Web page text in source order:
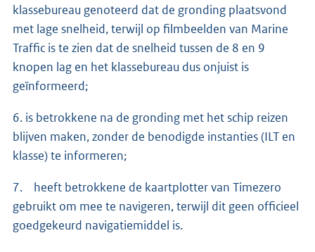
klassebureau genoteerd dat de gronding plaatsvond
met lage snelheid, terwijl op filmbeelden van Marine
Traffic is te zien dat de snelheid tussen de 8 en 9
knopen lag en het klassebureau dus onjuist is
geïnformeerd;
6. is betrokkene na de gronding met het schip reizen
blijven maken, zonder de benodigde instanties (ILT en
klasse) te informeren;
7. heeft betrokkene de kaartplotter van Timezero
gebruikt om mee te navigeren, terwijl dit geen officieel
goedgekeurd navigatiemiddel is.